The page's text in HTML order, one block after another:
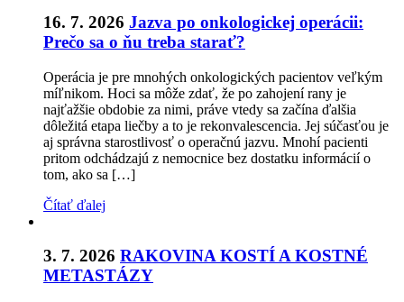
16. 7. 2026 Jazva po onkologickej operácii:
Prečo sa o ňu treba starať?
Operácia je pre mnohých onkologických pacientov veľkým
míľnikom. Hoci sa môže zdať, že po zahojení rany je
najťažšie obdobie za nimi, práve vtedy sa začína ďalšia
dôležitá etapa liečby a to je rekonvalescencia. Jej súčasťou je
aj správna starostlivosť o operačnú jazvu. Mnohí pacienti
pritom odchádzajú z nemocnice bez dostatku informácií o
tom, ako sa […]
Čítať ďalej
3. 7. 2026 RAKOVINA KOSTÍ A KOSTNÉ
METASTÁZY